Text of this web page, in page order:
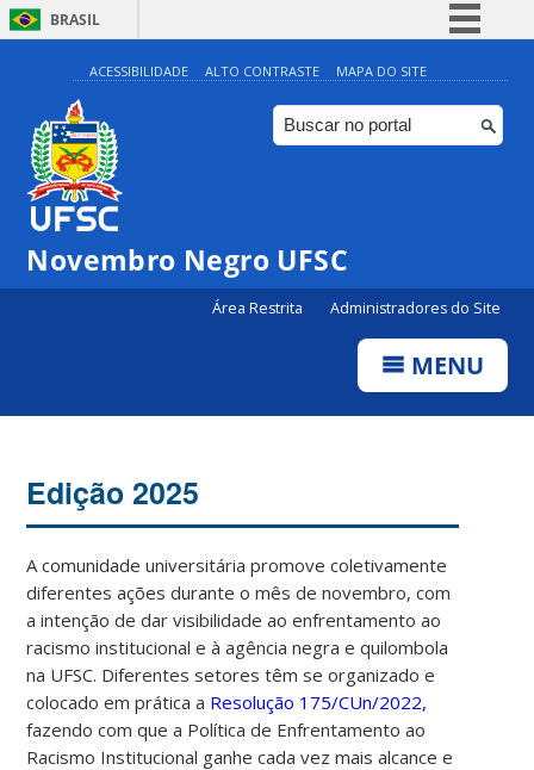
BRASIL
Simplifique!
Comunica BR
Participe
ACESSIBILIDADE ALTO CONTRASTE MAPA DO SITE
Novembro Negro UFSC
Área Restrita Administradores do Site
MENU
Edição 2025
A comunidade universitária promove coletivamente
diferentes ações durante o mês de novembro, com
a intenção de dar visibilidade ao enfrentamento ao
racismo institucional e à agência negra e quilombola
na UFSC. Diferentes setores têm se organizado e
colocado em prática a Resolução 175/CUn/2022,
fazendo com que a Política de Enfrentamento ao
Racismo Institucional ganhe cada vez mais alcance e